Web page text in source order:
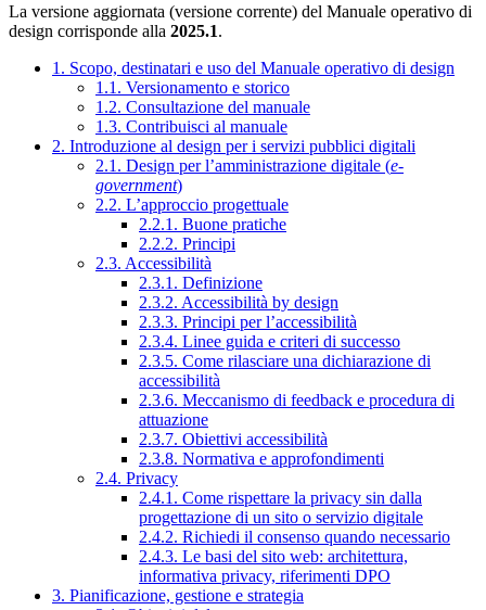
La versione aggiornata (versione corrente) del Manuale operativo di
design corrisponde alla 2025.1.
1. Scopo, destinatari e uso del Manuale operativo di design
1.1. Versionamento e storico
1.2. Consultazione del manuale
1.3. Contribuisci al manuale
2. Introduzione al design per i servizi pubblici digitali
2.1. Design per l’amministrazione digitale (e-
government)
2.2. L’approccio progettuale
2.2.1. Buone pratiche
2.2.2. Principi
2.3. Accessibilità
2.3.1. Definizione
2.3.2. Accessibilità by design
2.3.3. Principi per l’accessibilità
2.3.4. Linee guida e criteri di successo
2.3.5. Come rilasciare una dichiarazione di
accessibilità
2.3.6. Meccanismo di feedback e procedura di
attuazione
2.3.7. Obiettivi accessibilità
2.3.8. Normativa e approfondimenti
2.4. Privacy
2.4.1. Come rispettare la privacy sin dalla
progettazione di un sito o servizio digitale
2.4.2. Richiedi il consenso quando necessario
2.4.3. Le basi del sito web: architettura,
informativa privacy, riferimenti DPO
3. Pianificazione, gestione e strategia